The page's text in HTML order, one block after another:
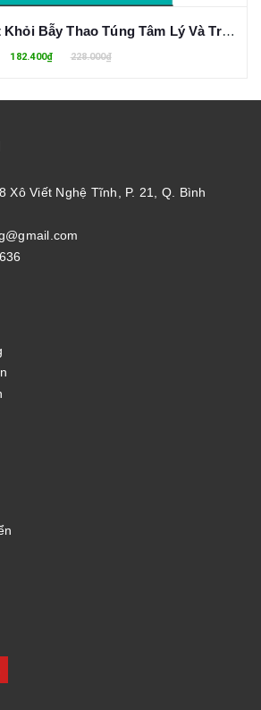
It’s Not You - Thoát Khỏi Bẫy Thao Túng Tâm Lý Và Trở Thành Người "Kháng Ái Kỉ" - Ramani Durvasula
182.400₫ 228.000₫
Xô Viết Nghệ Tĩnh, P. 21, Q. Bình